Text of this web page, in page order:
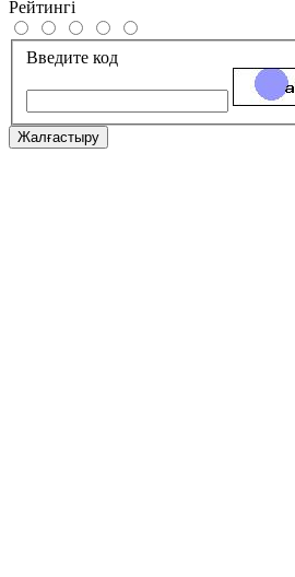
Рейтингі
Введите код
Жалғастыру